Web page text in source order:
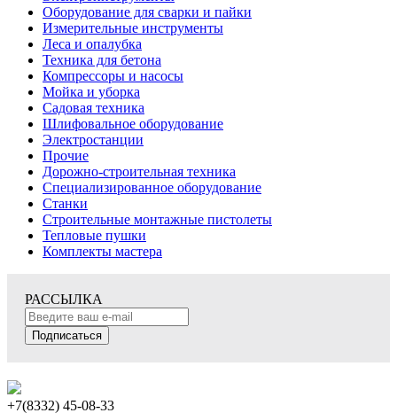
Оборудование для сварки и пайки
Измерительные инструменты
Леса и опалубка
Техника для бетона
Компрессоры и насосы
Мойка и уборка
Садовая техника
Шлифовальное оборудование
Электростанции
Прочие
Дорожно-строительная техника
Специализированное оборудование
Станки
Строительные монтажные пистолеты
Тепловые пушки
Комплекты мастера
РАССЫЛКА
Подписаться
+7(8332) 45-08-33